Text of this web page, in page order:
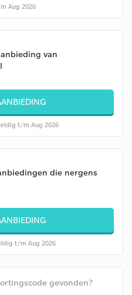
Aug 2026
van
t/m Aug 2026
die nergens
t/m Aug 2026
gevonden?